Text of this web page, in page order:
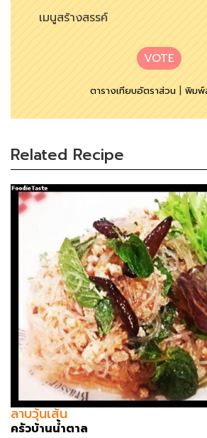
เมนูสร้างสรรค์
VOTE
ตารางเทียบอัตราส่วน|พิมพ์
Related Recipe
ลาบวุ้นเส้น
ครัวบ้านน้ำตาล